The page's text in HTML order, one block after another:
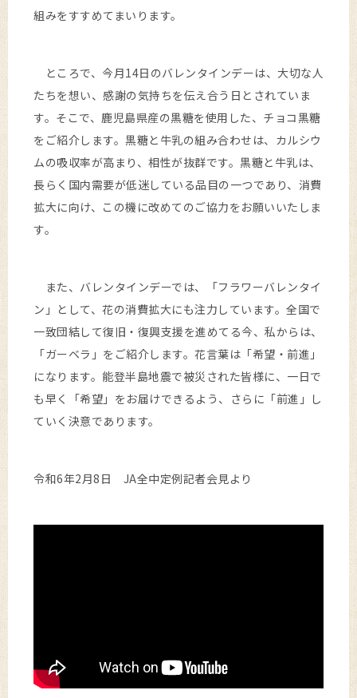
組みをすすめてまいります。
ところで、今月14日のバレンタインデーは、大切な人
たちを想い、感謝の気持ちを伝え合う日とされていま
す。そこで、鹿児島県産の黒糖を使用した、チョコ黒糖
をご紹介します。黒糖と牛乳の組み合わせは、カルシウ
ムの吸収率が高まり、相性が抜群です。黒糖と牛乳は、
長らく国内需要が低迷している品目の一つであり、消費
拡大に向け、この機に改めてのご協力をお願いいたしま
す。
また、バレンタインデーでは、「フラワーバレンタイ
ン」として、花の消費拡大にも注力しています。全国で
一致団結して復旧・復興支援を進めてる今、私からは、
「ガーベラ」をご紹介します。花言葉は「希望・前進」
になります。能登半島地震で被災された皆様に、一日で
も早く「希望」をお届けできるよう、さらに「前進」し
ていく決意であります。
令和6年2月8日 JA全中定例記者会見より